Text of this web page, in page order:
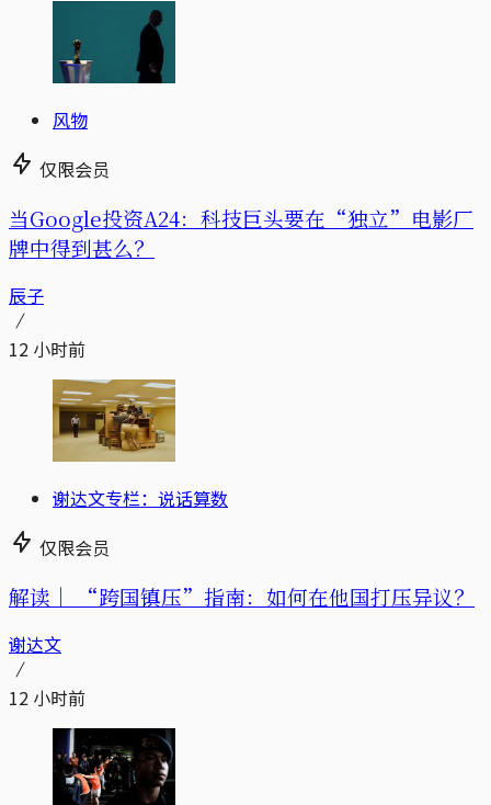
风物
仅限会员
当Google投资A24：科技巨头要在“独立”电影厂
牌中得到甚么？
辰子
12 小时前
谢达文专栏：说话算数
仅限会员
解读｜ “跨国镇压”指南：如何在他国打压异议？
谢达文
12 小时前